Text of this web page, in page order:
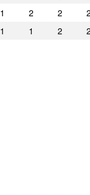
1 2 2
1 1 2